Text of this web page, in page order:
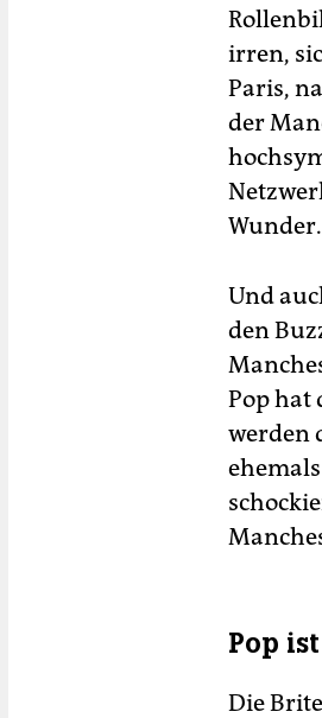
irren,
Paris,
der
Wunder.
Und
den
Pop hat
werden
Pop
Die